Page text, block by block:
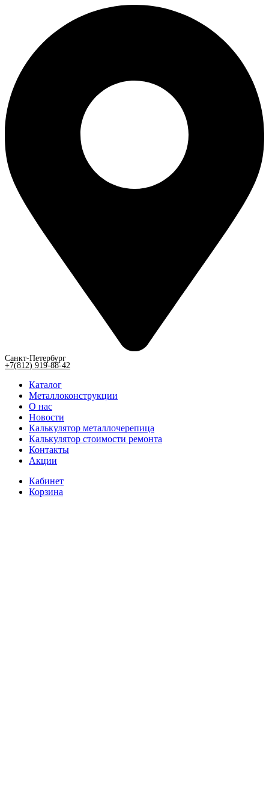
Санкт-Петербург
+7(812) 919-88-42
Каталог
Металлоконструкции
О нас
Новости
Калькулятор металлочерепица
Калькулятор стоимости ремонта
Контакты
Акции
Кабинет
Корзина